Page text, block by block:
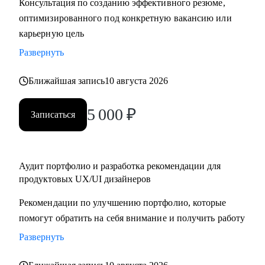
Консультация по созданию эффективного резюме,
оптимизированного под конкретную вакансию или
карьерную цель
Развернуть
Ближайшая запись10 августа 2026
Записаться 5 000 ₽
Аудит портфолио и разработка рекомендации для
продуктовых UX/UI дизайнеров
Рекомендации по улучшению портфолио, которые
помогут обратить на себя внимание и получить работу
Развернуть